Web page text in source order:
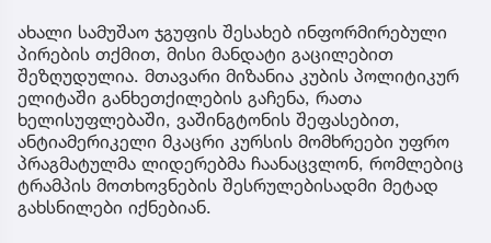
ახალი სამუშაო ჯგუფის შესახებ ინფორმირებული
პირების თქმით, მისი მანდატი გაცილებით
შეზღუდულია. მთავარი მიზანია კუბის პოლიტიკურ
ელიტაში განხეთქილების გაჩენა, რათა
ხელისუფლებაში, ვაშინგტონის შეფასებით,
ანტიამერიკელი მკაცრი კურსის მომხრეები უფრო
პრაგმატულმა ლიდერებმა ჩაანაცვლონ, რომლებიც
ტრამპის მოთხოვნების შესრულებისადმი მეტად
გახსნილები იქნებიან.